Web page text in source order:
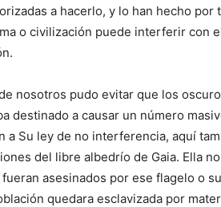
a hacerlo, y lo han hecho
o civilización puede interferir con
nosotros pudo evitar que los
destinado a causar un número
a Su ley de no interferencia, aquí
del libre albedrío de Gaia. Ella
fueran asesinados por ese flagelo o
quedara esclavizada por